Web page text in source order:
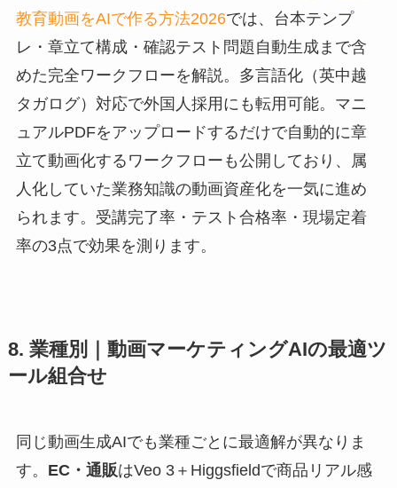
教育動画をAIで作る方法2026では、台本テンプ
レ・章立て構成・確認テスト問題自動生成まで含
めた完全ワークフローを解説。多言語化（英中越
タガログ）対応で外国人採用にも転用可能。マニ
ュアルPDFをアップロードするだけで自動的に章
立て動画化するワークフローも公開しており、属
人化していた業務知識の動画資産化を一気に進め
られます。受講完了率・テスト合格率・現場定着
率の3点で効果を測ります。
8. 業種別｜動画マーケティングAIの最適ツ
ール組合せ
同じ動画生成AIでも業種ごとに最適解が異なりま
す。 EC・通販はVeo 3＋Higgsfieldで商品リアル感